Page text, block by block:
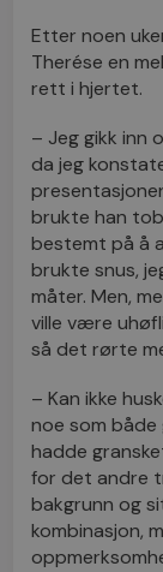
Etter noen
Therése en
rett i hjertet.
– Jeg gikk inn
da jeg
brukte han
bestemt på å
brukte snus,
måter. Men,
ville være
så det rørte
– Kan ikke
noe som
hadde
for det andre
bakgrunn og
kombinasjon,